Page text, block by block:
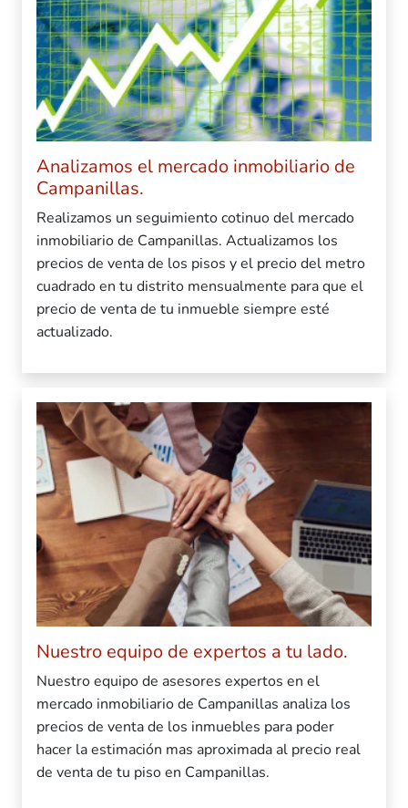
Analizamos el mercado inmobiliario de
Campanillas.
Realizamos un seguimiento cotinuo del mercado
inmobiliario de Campanillas. Actualizamos los
precios de venta de los pisos y el precio del metro
cuadrado en tu distrito mensualmente para que el
precio de venta de tu inmueble siempre esté
actualizado.
Nuestro equipo de expertos a tu lado.
Nuestro equipo de asesores expertos en el
mercado inmobiliario de Campanillas analiza los
precios de venta de los inmuebles para poder
hacer la estimación mas aproximada al precio real
de venta de tu piso en Campanillas.